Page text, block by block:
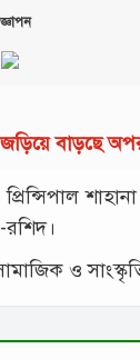
জড়িয়ে বাড়ছে
ও